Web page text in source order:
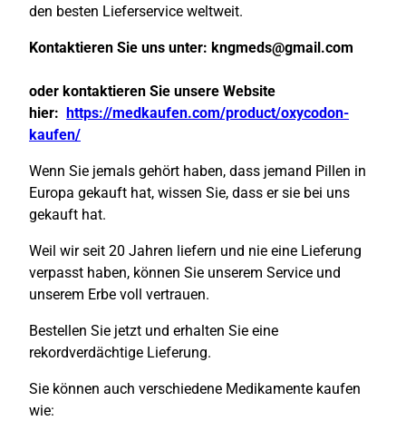
den besten Lieferservice weltweit.
Kontaktieren Sie uns unter: kngmeds@gmail.com
oder kontaktieren Sie unsere Website
hier:
https://medkaufen.com/product/oxycodon-
kaufen/
Wenn Sie jemals gehört haben, dass jemand Pillen in
Europa gekauft hat, wissen Sie, dass er sie bei uns
gekauft hat.
Weil wir seit 20 Jahren liefern und nie eine Lieferung
verpasst haben, können Sie unserem Service und
unserem Erbe voll vertrauen.
Bestellen Sie jetzt und erhalten Sie eine
rekordverdächtige Lieferung.
Sie können auch verschiedene Medikamente kaufen
wie: